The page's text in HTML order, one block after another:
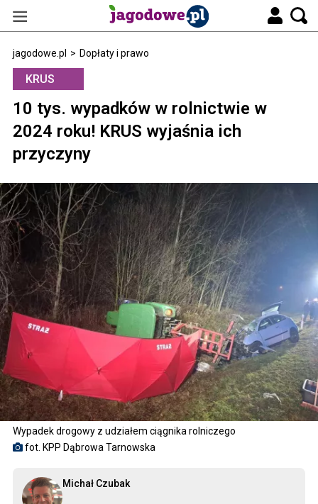
jagodowe.pl > Dopłaty i prawo
Wypadek drogowy z udziałem ciągnika rolniczego
fot. KPP Dąbrowa Tarnowska
KRUS
10 tys. wypadków w rolnictwie w
2024 roku! KRUS wyjaśnia ich
przyczyny
Michał Czubak